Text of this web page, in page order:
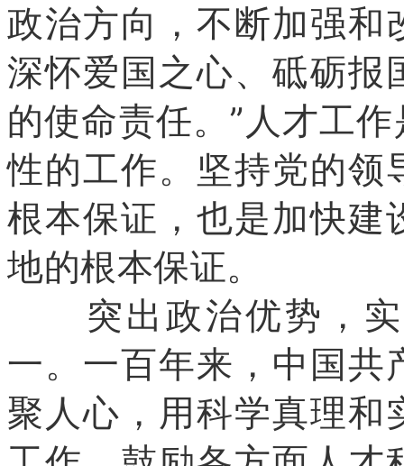
政治方向，不断加强和
深怀爱国之心、砥砺报
的使命责任。”人才工
性的工作。坚持党的领
根本保证，也是加快建
地的根本保证。
突出政治优势，实
一。一百年来，中国共
聚人心，用科学真理和